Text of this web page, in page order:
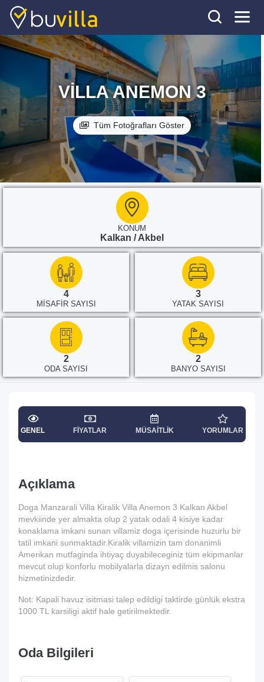
VILLA ANEMON 3
Tüm Fotoğrafları Göster
KONUM
Kalkan / Akbel
4
MISAFIR SAYISI
3
YATAK SAYISI
2
ODA SAYISI
2
BANYO SAYISI
GENEL FIYATLAR MÜSAITLIK YORUMLAR
Açıklama
Doga Manzarali Villa Kiralik Villa Anemon 3 Kalkan Akbel
mevkiinde yer almakta olup 2 yatak odali 4 kisiye kadar
konaklama imkani sunan villamiz doga içerisinde huzurlu bir
tatil imkani sunmaktadir.Kiralik villamizin tam donanimli
Amerikan mutfaginda ihtiyaç duyabileceginiz tüm ekipmanlar
mevcut olup konforlu mobilyalarla dizayn edilmis salonu
hizmetinizdedir.
Not: Kapali havuz isitmasi talep edildigi taktirde günlük ekstra
1000 TL karsiligi aktif hale getirilmektedir.
Oda Bilgileri